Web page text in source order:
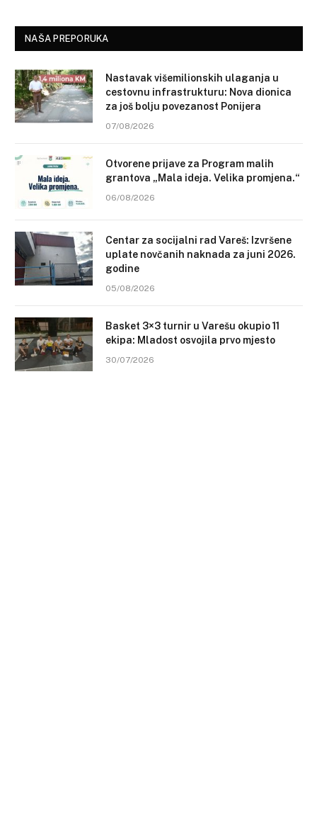
NAŠA PREPORUKA
Nastavak višemilionskih ulaganja u
cestovnu infrastrukturu: Nova dionica
za još bolju povezanost Ponijera
07/08/2026
Otvorene prijave za Program malih
grantova „Mala ideja. Velika promjena.“
06/08/2026
Centar za socijalni rad Vareš: Izvršene
uplate novčanih naknada za juni 2026.
godine
05/08/2026
Basket 3×3 turnir u Varešu okupio 11
ekipa: Mladost osvojila prvo mjesto
30/07/2026